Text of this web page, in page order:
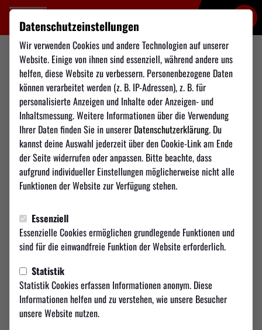
Datenschutzeinstellungen
Wir verwenden Cookies und andere Technologien auf unserer
Website. Einige von ihnen sind essenziell, während andere uns
helfen, diese Website zu verbessern. Personenbezogene Daten
können verarbeitet werden (z. B. IP-Adressen), z. B. für
personalisierte Anzeigen und Inhalte oder Anzeigen- und
Inhaltsmessung. Weitere Informationen über die Verwendung
Ihrer Daten finden Sie in unserer Datenschutzerklärung. Du
kannst deine Auswahl jederzeit über den Cookie-Link am Ende
der Seite widerrufen oder anpassen. Bitte beachte, dass
aufgrund individueller Einstellungen möglicherweise nicht alle
Funktionen der Website zur Verfügung stehen.
Essenziell
Essenzielle Cookies ermöglichen grundlegende Funktionen und
sind für die einwandfreie Funktion der Website erforderlich.
Statistik
Statistik Cookies erfassen Informationen anonym. Diese
Informationen helfen und zu verstehen, wie unsere Besucher
unsere Website nutzen.
FUTSAL
Sonntag, 02.03.2025 08:00 Uhr
TSV Weilimdorf - Hamburger SV
| HIGHLIGHTS | FUTSAL-
BUNDESLIGA
Das Video wird erst nach dem Klick von YouTube geladen
Verbindung zu den YouTube-Servern auf. Mehr
Informationen kannst du unserer Datenschutzerklärung
entnehmen.